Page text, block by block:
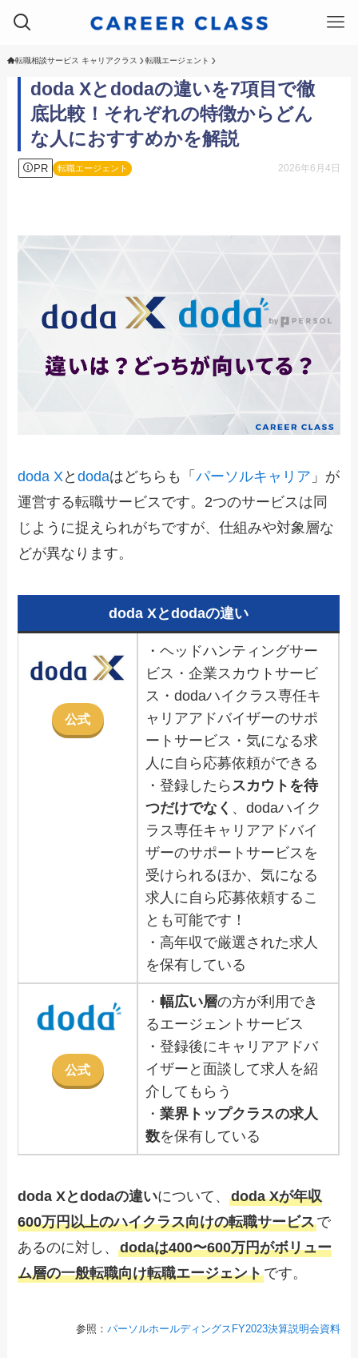
転職相談サービス キャリアクラス 転職エージェント
doda Xとdodaの違いを7項目で徹
底比較！それぞれの特徴からどん
な人におすすめかを解説
PR 転職エージェント 2026年6月4日
doda X とdodaはどちらも「パーソルキャリア 」が
運営する転職サービスです。2つのサービスは同
じように捉えられがちですが、仕組みや対象層な
どが異なります。
doda Xとdodaの違い
公式
・ヘッドハンティングサー
ビス・企業スカウトサービ
ス・dodaハイクラス専任キ
ャリアアドバイザーのサポ
ートサービス・気になる求
人に自ら応募依頼ができる
・登録したら スカウトを待
つだけでなく 、dodaハイク
ラス専任キャリアアドバイ
ザーのサポートサービスを
受けられるほか、気になる
求人に自ら応募依頼するこ
とも可能です！
・高年収で厳選された求人
を保有している
公式
・幅広い層の方が利用でき
るエージェントサービス
・登録後にキャリアアドバ
イザーと面談して求人を紹
介してもらう
・業界トップクラスの求人
数を保有している
doda Xとdodaの違いについて、doda Xが年収
600万円以上のハイクラス向けの転職サービスで
あるのに対し、dodaは400〜600万円がボリュー
ム層の一般転職向け転職エージェントです。
参照： パーソルホールディングスFY2023決算説明会資料